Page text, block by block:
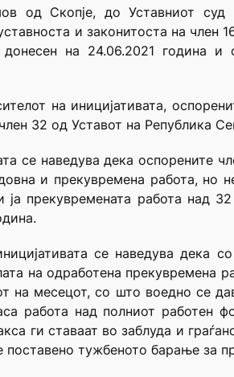
од Скопје, до Уставниот суд
и законитоста на член
на 24.06.2021 година и
на иницијативата,
32 од Уставот на Република
се наведува дека оспорените
и прекувремена работа, но
ја прекувремената работа над
се наведува дека
на одработена прекувремена
на месецот, со што воедно се
работа над полниот работен
ги ставаат во заблуда и
поставено тужбеното барање за